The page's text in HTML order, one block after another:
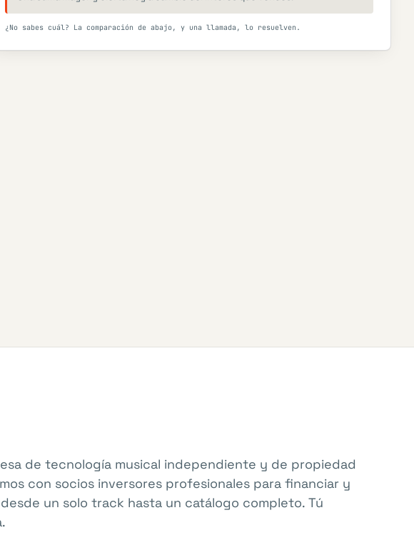
¿No sabes cuál? La comparación de abajo, y una llamada, lo resuelven.
de tecnología musical independiente y de propiedad
con socios inversores profesionales para financiar y
un solo track hasta un catálogo completo. Tú